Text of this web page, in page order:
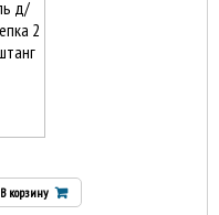
В корзину